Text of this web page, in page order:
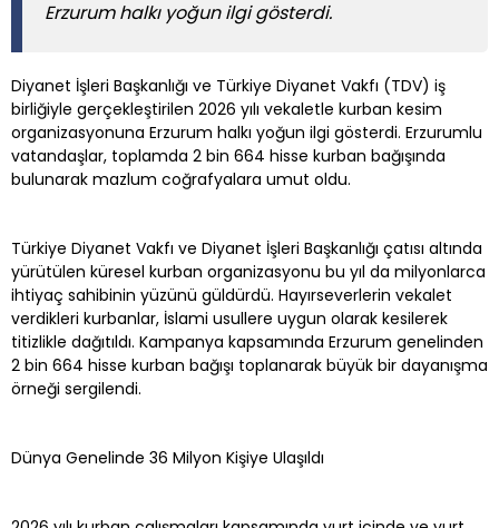
Erzurum halkı yoğun ilgi gösterdi.
Diyanet İşleri Başkanlığı ve Türkiye Diyanet Vakfı (TDV) iş
birliğiyle gerçekleştirilen 2026 yılı vekaletle kurban kesim
organizasyonuna Erzurum halkı yoğun ilgi gösterdi. Erzurumlu
vatandaşlar, toplamda 2 bin 664 hisse kurban bağışında
bulunarak mazlum coğrafyalara umut oldu.
Türkiye Diyanet Vakfı ve Diyanet İşleri Başkanlığı çatısı altında
yürütülen küresel kurban organizasyonu bu yıl da milyonlarca
ihtiyaç sahibinin yüzünü güldürdü. Hayırseverlerin vekalet
verdikleri kurbanlar, İslami usullere uygun olarak kesilerek
titizlikle dağıtıldı. Kampanya kapsamında Erzurum genelinden
2 bin 664 hisse kurban bağışı toplanarak büyük bir dayanışma
örneği sergilendi.
Dünya Genelinde 36 Milyon Kişiye Ulaşıldı